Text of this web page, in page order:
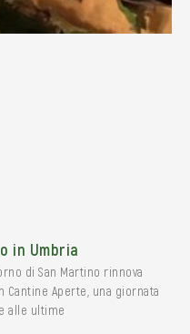
in Umbria
di San Martino rinnova
Cantine Aperte, una giornata
alle ultime